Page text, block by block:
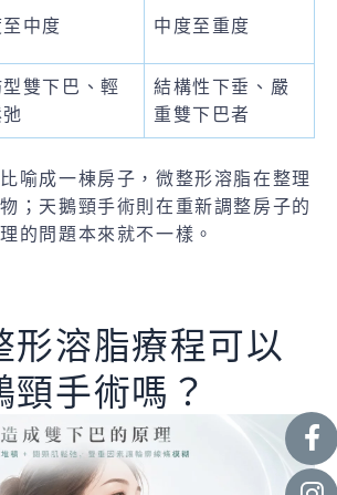
中度 中度至重度
雙下巴、輕
結構性下垂、嚴
重雙下巴者
喻成一棟房子，微整形溶脂在整理
；天鵝頸手術則在重新調整房子的
的問題本來就不一樣。
形溶脂療程可以
頸手術嗎？